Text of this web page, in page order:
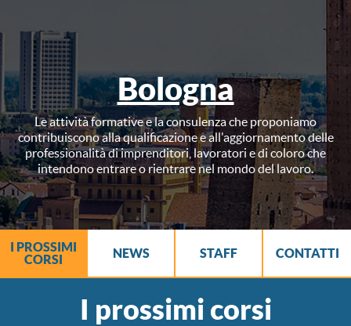
Bologna
Le attività formative e la consulenza che proponiamo
contribuiscono alla qualificazione e all'aggiornamento delle
professionalità di imprenditori, lavoratori e di coloro che
intendono entrare o rientrare nel mondo del lavoro.
I PROSSIMI
CORSI
NEWS STAFF CONTATTI
I prossimi corsi